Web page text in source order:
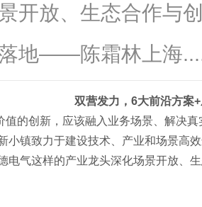
开放、生态合作与
地——陈霜林上海
双营发力， 6大前沿方案
值的创新，应该融入业务场景、解决
小镇致力于建设技术、产业和场景高
电气这样的产业龙头深化场景开放、